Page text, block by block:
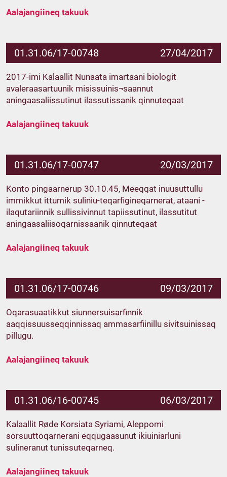
Aalajangiineq takuuk
01.31.06/17-00748 27/04/2017
2017-imi Kalaallit Nunaata imartaani biologit
avaleraasartuunik misissuinis¬saannut
aningaasaliissutinut ilassutissanik qinnuteqaat
Aalajangiineq takuuk
01.31.06/17-00747 20/03/2017
Konto pingaarnerup 30.10.45, Meeqqat inuusuttullu
immikkut ittumik suliniu-teqarfigineqarnerat, ataani -
ilaqutariinnik sullissivinnut tapiissutinut, ilassutitut
aningaasaliisoqarnissaanik qinnuteqaat
Aalajangiineq takuuk
01.31.06/17-00746 09/03/2017
Oqarasuaatikkut siunnersuisarfinnik
aaqqissuusseqqinnissaq ammasarfiinillu sivitsuinissaq
pillugu.
Aalajangiineq takuuk
01.31.06/16-00745 06/03/2017
Kalaallit Røde Korsiata Syriami, Aleppomi
sorsuuttoqarnerani eqqugaasunut ikiuiniarluni
sulineranut tunissuteqarneq.
Aalajangiineq takuuk